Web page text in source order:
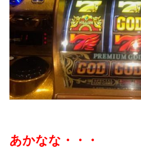
あかなな・・・